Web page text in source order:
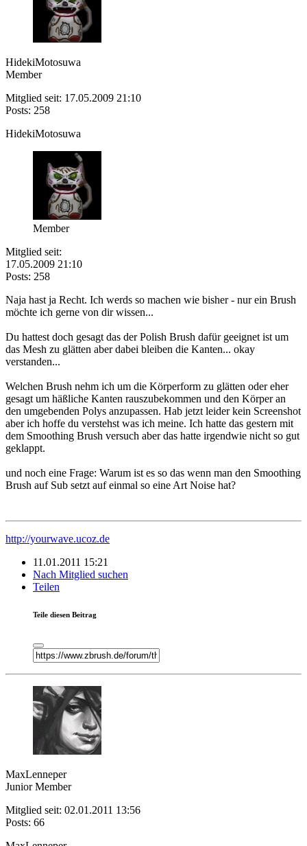
HidekiMotosuwa
Member
Mitglied seit: 17.05.2009 21:10
Posts: 258
HidekiMotosuwa
Member
Mitglied seit:
17.05.2009 21:10
Posts: 258
Naja hast ja Recht. Ich werds so machen wie bisher - nur ein Brush
möchte ich gerne von dir wissen...
Du hattest doch gesagt das der Polish Brush dafür geeignet ist um
das Mesh zu glätten aber dabei bleiben die Kanten... okay
verstanden...
Welchen Brush nehm ich um die Körperform zu glätten oder eher
gesagt um häßliche Kanten rauszubekommen und den Körper an
den umgebenden Polys anzupassen. Hab jetzt leider kein Screenshot
aber ich hoffe du verstehst was ich meine. Ich hatte das gestern mit
dem Smoothing Brush versuch aber das hatte irgendwie nicht so gut
geklappt.
und noch eine Frage: Warum ist es so das wenn man den Smoothing
Brush auf Sub setzt auf einmal so eine Art Noise hat?
http://yourwave.ucoz.de
11.01.2011 15:21
Nach Mitglied suchen
Teilen
Teile diesen Beitrag
MaxLenneper
Junior Member
Mitglied seit: 02.01.2011 13:56
Posts: 66